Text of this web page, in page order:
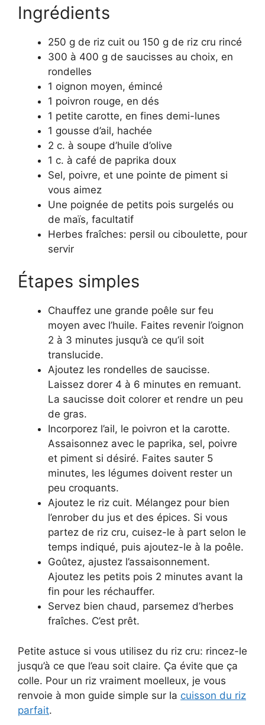
Ingrédients
250 g de riz cuit ou 150 g de riz cru rincé
300 à 400 g de saucisses au choix, en
rondelles
1 oignon moyen, émincé
1 poivron rouge, en dés
1 petite carotte, en fines demi-lunes
1 gousse d’ail, hachée
2 c. à soupe d’huile d’olive
1 c. à café de paprika doux
Sel, poivre, et une pointe de piment si
vous aimez
Une poignée de petits pois surgelés ou
de maïs, facultatif
Herbes fraîches: persil ou ciboulette, pour
servir
Étapes simples
Chauffez une grande poêle sur feu
moyen avec l’huile. Faites revenir l’oignon
2 à 3 minutes jusqu’à ce qu’il soit
translucide.
Ajoutez les rondelles de saucisse.
Laissez dorer 4 à 6 minutes en remuant.
La saucisse doit colorer et rendre un peu
de gras.
Incorporez l’ail, le poivron et la carotte.
Assaisonnez avec le paprika, sel, poivre
et piment si désiré. Faites sauter 5
minutes, les légumes doivent rester un
peu croquants.
Ajoutez le riz cuit. Mélangez pour bien
l’enrober du jus et des épices. Si vous
partez de riz cru, cuisez-le à part selon le
temps indiqué, puis ajoutez-le à la poêle.
Goûtez, ajustez l’assaisonnement.
Ajoutez les petits pois 2 minutes avant la
fin pour les réchauffer.
Servez bien chaud, parsemez d’herbes
fraîches. C’est prêt.
Petite astuce si vous utilisez du riz cru: rincez-le
jusqu’à ce que l’eau soit claire. Ça évite que ça
colle. Pour un riz vraiment moelleux, je vous
renvoie à mon guide simple sur la cuisson du riz
parfait.